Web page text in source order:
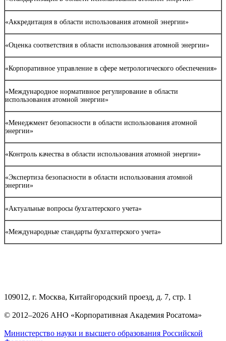
«Аккредитация в области использования атомной энергии»
«Оценка соответствия в области использования атомной энергии»
«Корпоративное управление в сфере метрологического обеспечения»
«Международное нормативное регулирование в области
использования атомной энергии»
«Менеджмент безопасности в области использования атомной
энергии»
«Контроль качества в области использования атомной энергии»
«Экспертиза безопасности в области использования атомной
энергии»
«Актуальные вопросы бухгалтерского учета»
«Международные стандарты бухгалтерского учета»
109012, г. Москва, Китайгородский проезд, д. 7, стр. 1
© 2012–2026 АНО «Корпоративная Академия Росатома»
Министерство науки и высшего образования Российской